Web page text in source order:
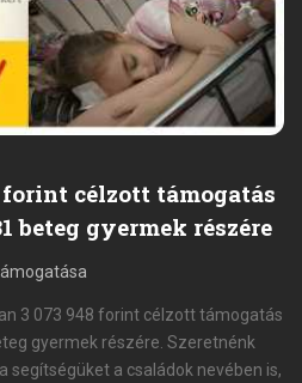
forint célzott támogatás
beteg gyermek részére
3 073 948 forint célzott támogatás
gyermek részére. Szeretnénk
segítségüket a családok nevében is,